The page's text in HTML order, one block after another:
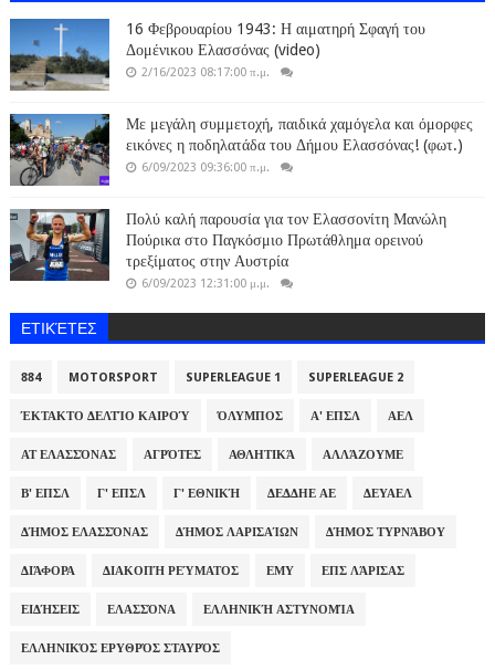
16 Φεβρουαρίου 1943: Η αιματηρή Σφαγή του
Δομένικου Ελασσόνας (video)
2/16/2023 08:17:00 π.μ.
Με μεγάλη συμμετοχή, παιδικά χαμόγελα και όμορφες
εικόνες η ποδηλατάδα του Δήμου Ελασσόνας! (φωτ.)
6/09/2023 09:36:00 π.μ.
Πολύ καλή παρουσία για τον Ελασσονίτη Μανώλη
Πούρικα στο Παγκόσμιο Πρωτάθλημα ορεινού
τρεξίματος στην Αυστρία
6/09/2023 12:31:00 μ.μ.
ΕΤΙΚΈΤΕΣ
884 MOTORSPORT SUPERLEAGUE 1 SUPERLEAGUE 2
ΈΚΤΑΚΤΟ ΔΕΛΤΊΟ ΚΑΙΡΟΎ ΌΛΥΜΠΟΣ Α' ΕΠΣΛ ΑΕΛ
ΑΤ ΕΛΑΣΣΌΝΑΣ ΑΓΡΌΤΕΣ ΑΘΛΗΤΙΚΆ ΑΛΛΆΖΟΥΜΕ
Β' ΕΠΣΛ Γ' ΕΠΣΛ Γ' ΕΘΝΙΚΉ ΔΕΔΔΗΕ ΑΕ ΔΕΥΑΕΛ
ΔΉΜΟΣ ΕΛΑΣΣΌΝΑΣ ΔΉΜΟΣ ΛΑΡΙΣΑΊΩΝ ΔΉΜΟΣ ΤΥΡΝΆΒΟΥ
ΔΙΆΦΟΡΑ ΔΙΑΚΟΠΉ ΡΕΎΜΑΤΟΣ ΕΜΥ ΕΠΣ ΛΆΡΙΣΑΣ
ΕΙΔΉΣΕΙΣ ΕΛΑΣΣΌΝΑ ΕΛΛΗΝΙΚΉ ΑΣΤΥΝΟΜΊΑ
ΕΛΛΗΝΙΚΌΣ ΕΡΥΘΡΌΣ ΣΤΑΥΡΌΣ